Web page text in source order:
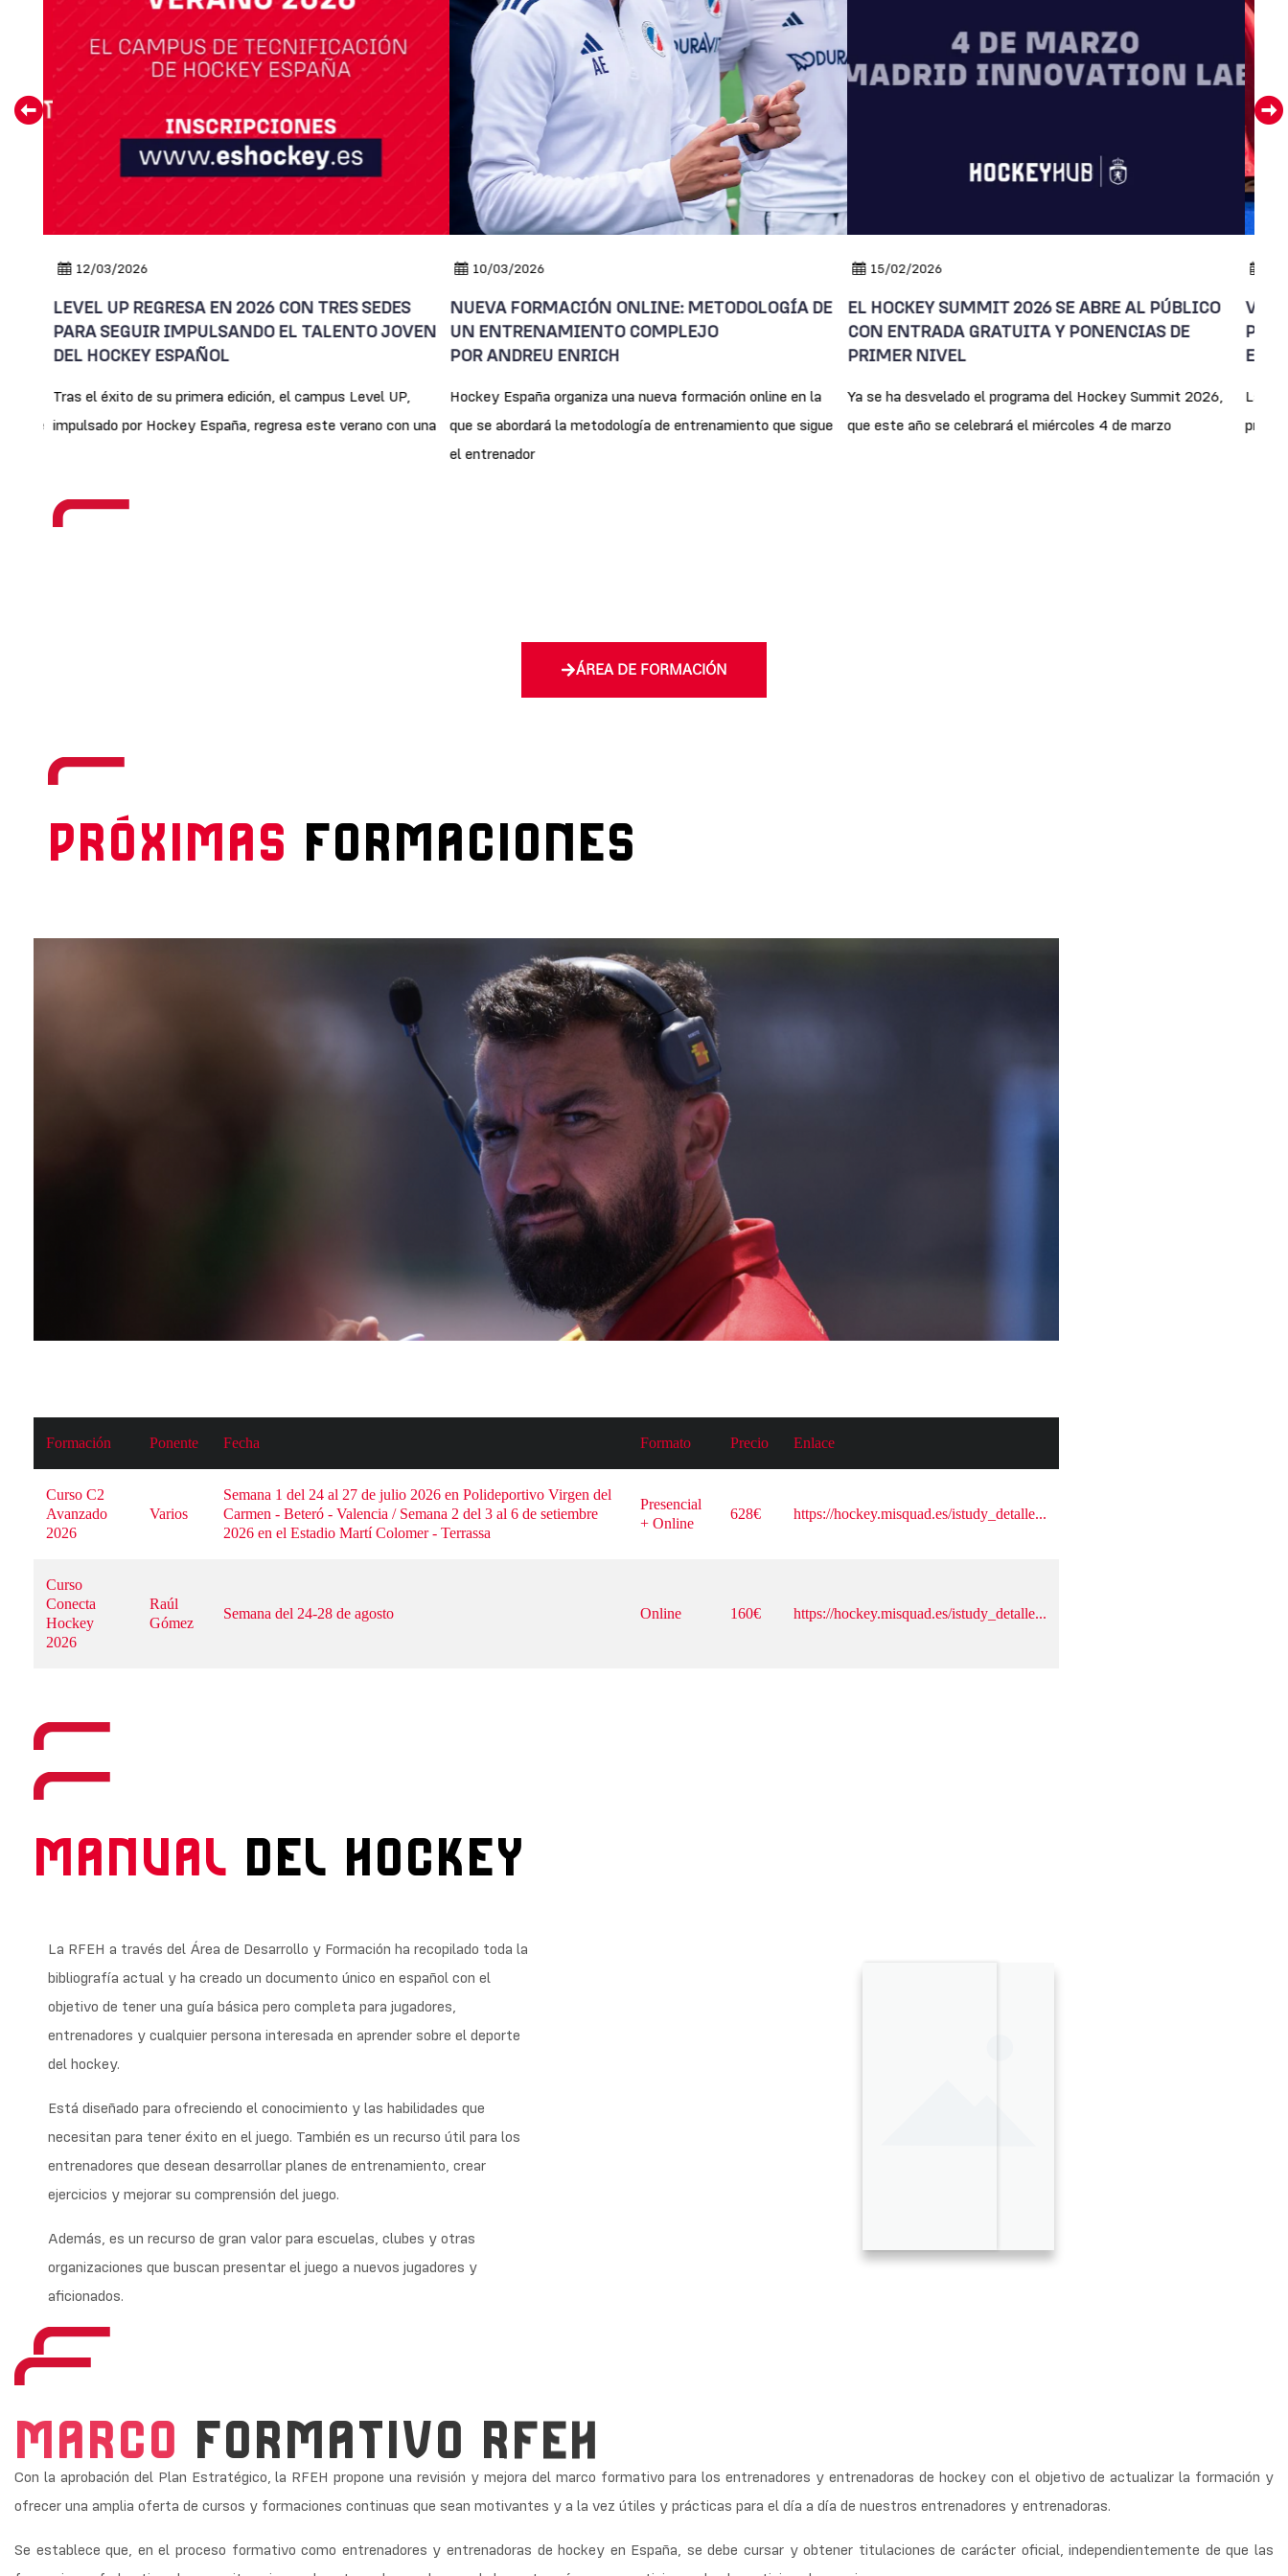
online
12/03/2026
LEVEL UP REGRESA EN 2026 CON TRES SEDES
PARA SEGUIR IMPULSANDO EL TALENTO JOVEN
DEL HOCKEY ESPAÑOL
Tras el éxito de su primera edición, el campus Level UP,
impulsado por Hockey España, regresa este verano con una
10/03/2026
NUEVA FORMACIÓN ONLINE: METODOLOGÍA DE
UN ENTRENAMIENTO COMPLEJO
POR ANDREU ENRICH
Hockey España organiza una nueva formación online en la
que se abordará la metodología de entrenamiento que sigue
el entrenador
15/02/2026
EL HOCKEY SUMMIT 2026 SE ABRE AL PÚBLICO
CON ENTRADA GRATUITA Y PONENCIAS DE
PRIMER NIVEL
Ya se ha desvelado el programa del Hockey Summit 2026,
que este año se celebrará el miércoles 4 de marzo
La
ÁREA DE FORMACIÓN
PRÓXIMAS FORMACIONES
Formación Ponente Fecha Formato Precio Enlace
Curso C2
Avanzado
2026
Varios
Semana 1 del 24 al 27 de julio 2026 en Polideportivo Virgen del
Carmen - Beteró - Valencia / Semana 2 del 3 al 6 de setiembre
2026 en el Estadio Martí Colomer - Terrassa
Presencial
+ Online
628€ https://hockey.misquad.es/istudy_detalle...
Curso
Conecta
Hockey
2026
Raúl
Gómez
Semana del 24-28 de agosto Online 160€ https://hockey.misquad.es/istudy_detalle...
MANUAL DEL HOCKEY
La RFEH a través del Área de Desarrollo y Formación ha recopilado toda la
bibliografía actual y ha creado un documento único en español con el
objetivo de tener una guía básica pero completa para jugadores,
entrenadores y cualquier persona interesada en aprender sobre el deporte
del hockey.
Está diseñado para ofreciendo el conocimiento y las habilidades que
necesitan para tener éxito en el juego. También es un recurso útil para los
entrenadores que desean desarrollar planes de entrenamiento, crear
ejercicios y mejorar su comprensión del juego.
Además, es un recurso de gran valor para escuelas, clubes y otras
organizaciones que buscan presentar el juego a nuevos jugadores y
aficionados.
MARCO FORMATIVO RFEH
Con la aprobación del Plan Estratégico, la RFEH propone una revisión y mejora del marco formativo para los entrenadores y entrenadoras de hockey con el objetivo de actualizar la formación y
ofrecer una amplia oferta de cursos y formaciones continuas que sean motivantes y a la vez útiles y prácticas para el día a día de nuestros entrenadores y entrenadoras.
Se establece que, en el proceso formativo como entrenadores y entrenadoras de hockey en España, se debe cursar y obtener titulaciones de carácter oficial, independientemente de que las